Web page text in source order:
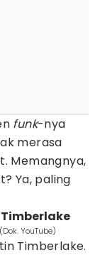
funk-nya
merasa
Memangnya,
Ya, paling
YouTube)
Timberlake.